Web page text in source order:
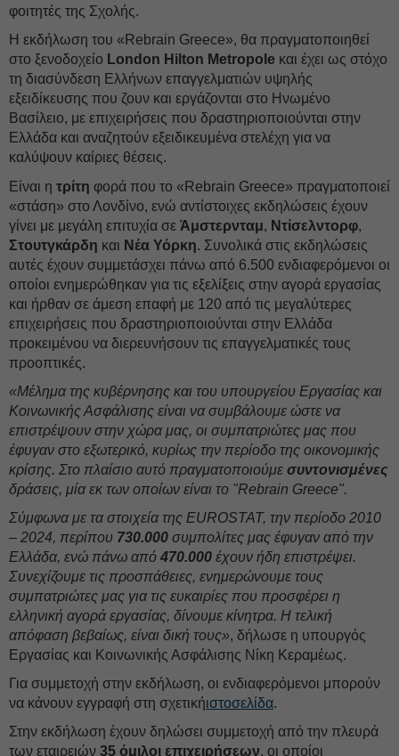
φοιτητές της Σχολής.
Η εκδήλωση του «Rebrain Greece», θα πραγματοποιηθεί
στο ξενοδοχείο London Hilton Metropole και έχει ως στόχο
τη διασύνδεση Ελλήνων επαγγελματιών υψηλής
εξειδίκευσης που ζουν και εργάζονται στο Ηνωμένο
Βασίλειο, με επιχειρήσεις που δραστηριοποιούνται στην
Ελλάδα και αναζητούν εξειδικευμένα στελέχη για να
καλύψουν καίριες θέσεις.
Είναι η τρίτη φορά που το «Rebrain Greece» πραγματοποιεί
«στάση» στο Λονδίνο, ενώ αντίστοιχες εκδηλώσεις έχουν
γίνει με μεγάλη επιτυχία σε Άμστερνταμ, Ντίσελντορφ,
Στουτγκάρδη και Νέα Υόρκη. Συνολικά στις εκδηλώσεις
αυτές έχουν συμμετάσχει πάνω από 6.500 ενδιαφερόμενοι οι
οποίοι ενημερώθηκαν για τις εξελίξεις στην αγορά εργασίας
και ήρθαν σε άμεση επαφή με 120 από τις μεγαλύτερες
επιχειρήσεις που δραστηριοποιούνται στην Ελλάδα
προκειμένου να διερευνήσουν τις επαγγελματικές τους
προοπτικές.
«Μέλημα της κυβέρνησης και του υπουργείου Εργασίας και
Κοινωνικής Ασφάλισης είναι να συμβάλουμε ώστε να
επιστρέψουν στην χώρα μας, οι συμπατριώτες μας που
έφυγαν στο εξωτερικό, κυρίως την περίοδο της οικονομικής
κρίσης. Στο πλαίσιο αυτό πραγματοποιούμε συντονισμένες
δράσεις, μία εκ των οποίων είναι το "Rebrain Greece".
Σύμφωνα με τα στοιχεία της EUROSTAT, την περίοδο 2010
– 2024, περίπου 730.000 συμπολίτες μας έφυγαν από την
Ελλάδα, ενώ πάνω από 470.000 έχουν ήδη επιστρέψει.
Συνεχίζουμε τις προσπάθειες, ενημερώνουμε τους
συμπατριώτες μας για τις ευκαιρίες που προσφέρει η
ελληνική αγορά εργασίας, δίνουμε κίνητρα. Η τελική
απόφαση βεβαίως, είναι δική τους», δήλωσε η υπουργός
Εργασίας και Κοινωνικής Ασφάλισης Νίκη Κεραμέως.
Για συμμετοχή στην εκδήλωση, οι ενδιαφερόμενοι μπορούν
να κάνουν εγγραφή στη σχετικήιστοσελίδα.
Στην εκδήλωση έχουν δηλώσει συμμετοχή από την πλευρά
των εταιρειών 35 όμιλοι επιχειρήσεων, οι οποίοι